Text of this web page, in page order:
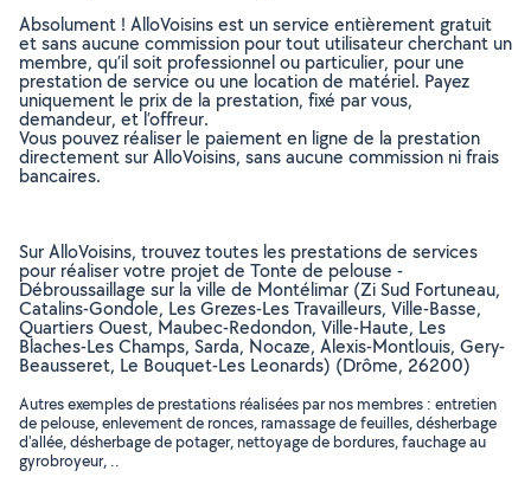
Absolument ! AlloVoisins est un service entièrement gratuit
et sans aucune commission pour tout utilisateur cherchant un
membre, qu’il soit professionnel ou particulier, pour une
prestation de service ou une location de matériel. Payez
uniquement le prix de la prestation, fixé par vous,
demandeur, et l’offreur.
Vous pouvez réaliser le paiement en ligne de la prestation
directement sur AlloVoisins, sans aucune commission ni frais
bancaires.
Sur AlloVoisins, trouvez toutes les prestations de services
pour réaliser votre projet de Tonte de pelouse -
Débroussaillage sur la ville de Montélimar (Zi Sud Fortuneau,
Catalins-Gondole, Les Grezes-Les Travailleurs, Ville-Basse,
Quartiers Ouest, Maubec-Redondon, Ville-Haute, Les
Blaches-Les Champs, Sarda, Nocaze, Alexis-Montlouis, Gery-
Beausseret, Le Bouquet-Les Leonards) (Drôme, 26200)
Autres exemples de prestations réalisées par nos membres : entretien
de pelouse, enlevement de ronces, ramassage de feuilles, désherbage
d'allée, désherbage de potager, nettoyage de bordures, fauchage au
gyrobroyeur, ..